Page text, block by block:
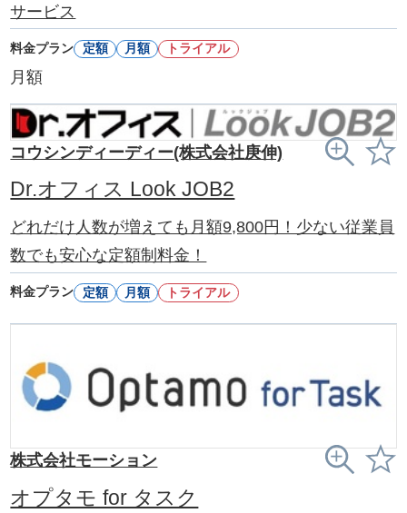
サービス
料金プラン 定額 月額 トライアル
月額
コウシンディーディー(株式会社庚伸)
Dr.オフィス Look JOB2
どれだけ人数が増えても月額9,800円！少ない従業員
数でも安心な定額制料金！
料金プラン 定額 月額 トライアル
株式会社モーション
オプタモ for タスク